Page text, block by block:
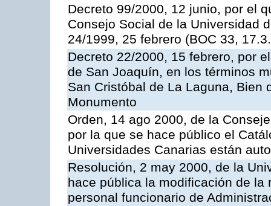
Decreto 99/2000, 12 junio, por el
Consejo Social de la Universidad
24/1999, 25 febrero (BOC 33,
Decreto 22/2000, 15 febrero, por
de San Joaquín, en los términos
San Cristóbal de La Laguna, Bien
Monumento
Orden, 14 ago 2000, de la
por la que se hace público el
Universidades Canarias están
Resolución, 2 may 2000, de la
hace pública la modificación de
personal funcionario de